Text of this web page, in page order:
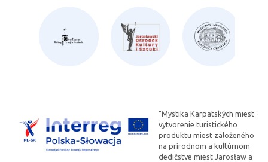
"Mystika Karpatských miest -
vytvorenie turistického
produktu miest založeného
na prírodnom a kultúrnom
dedičstve miest Jarosław a